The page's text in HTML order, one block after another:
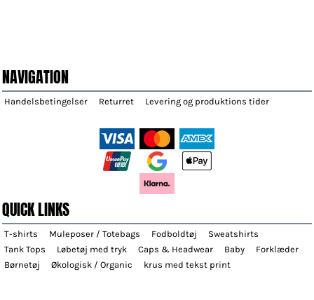
NAVIGATION
Handelsbetingelser Returret Levering og produktions tider
QUICK LINKS
T-shirts Muleposer / Totebags Fodboldtøj
Sweatshirts
Tank Tops
Løbetøj med tryk Caps & Headwear Baby
Forklæder
Børnetøj
Økologisk / Organic krus med tekst print